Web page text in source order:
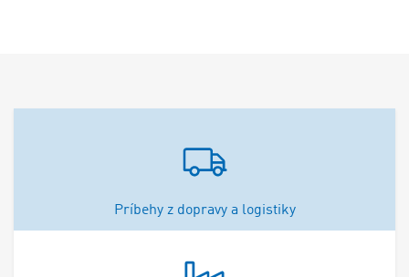
Príbehy z dopravy a logistiky